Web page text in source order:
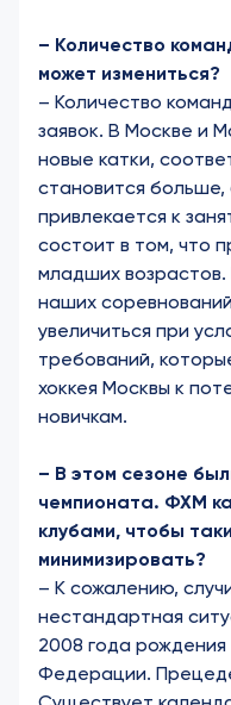
– Количество
может измениться?
– Количество
заявок. В Москве и
новые катки,
становится
привлекается к
состоит в том, что
младших возрастов.
наших
увеличиться при
требований,
хоккея Москвы к
новичкам.
– В этом сезоне
чемпионата. ФХМ
клубами, чтобы
минимизировать?
– К сожалению,
нестандартная
2008 года рождения
Федерации.